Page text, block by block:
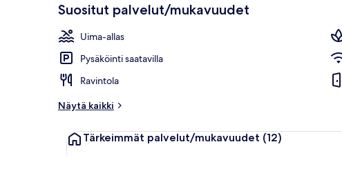
Suositut palvelut/mukavuudet
Uima-allas
Pysäköinti saatavilla
Ravintola
Näytä kaikki
Tärkeimmät palvelut/mukavuudet (12)